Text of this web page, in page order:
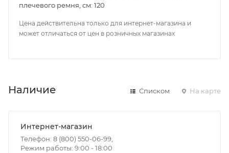
плечевого ремня, см: 120
Цена действительна только для интернет-магазина и
может отличаться от цен в розничных магазинах
Наличие Списком На карте
Интернет-магазин
Телефон: 8 (800) 550-06-99,
Режим работы: 9:00 - 18:00